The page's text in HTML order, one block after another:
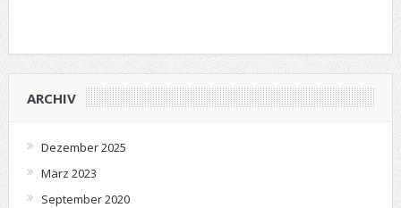
ARCHIV
Dezember 2025
März 2023
September 2020